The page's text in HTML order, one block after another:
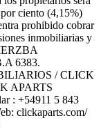
ciento (4,15%)
prohibido cobrar
inmobiliarias y
6383.
/ CLICK
APARTS
: +54911 5 843
clickaparts.com/